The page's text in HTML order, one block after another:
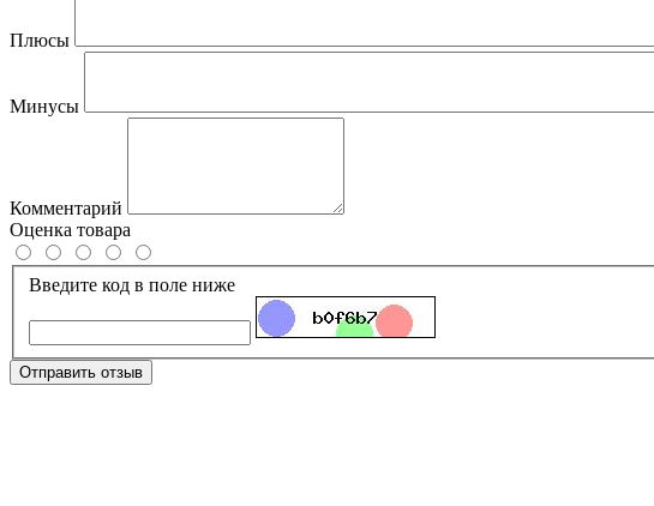
Плюсы
Минусы
Комментарий
Оценка товара
Введите код в поле ниже
Отправить отзыв